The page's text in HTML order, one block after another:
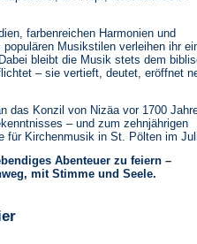
farbenreichen Harmonien und
Musikstilen verleihen ihr
bleibt die Musik stets dem
– sie vertieft, deutet, eröffnet
das Konzil von Nizäa vor 1700
– und zum zehnjährigen
für Kirchenmusik in St. Pölten im
Abenteuer zu feiern –
mit Stimme und Seele.